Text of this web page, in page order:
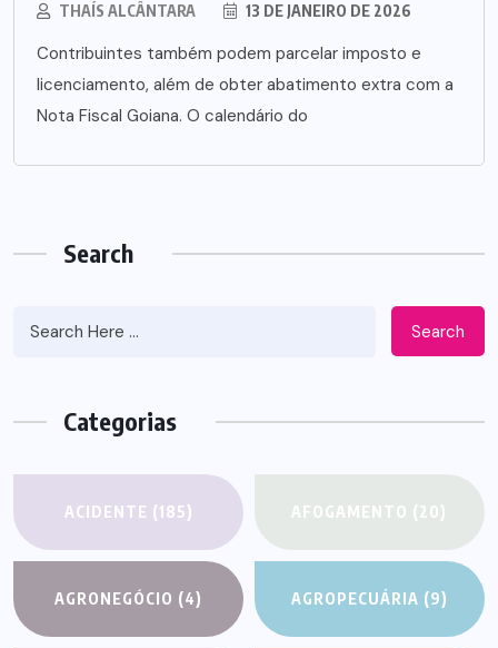
THAÍS ALCÂNTARA 13 DE JANEIRO DE 2026
Contribuintes também podem parcelar imposto e
licenciamento, além de obter abatimento extra com a
Nota Fiscal Goiana. O calendário do
Search
Search
Categorias
ACIDENTE (185) AFOGAMENTO (20)
AGRONEGÓCIO (4) AGROPECUÁRIA (9)